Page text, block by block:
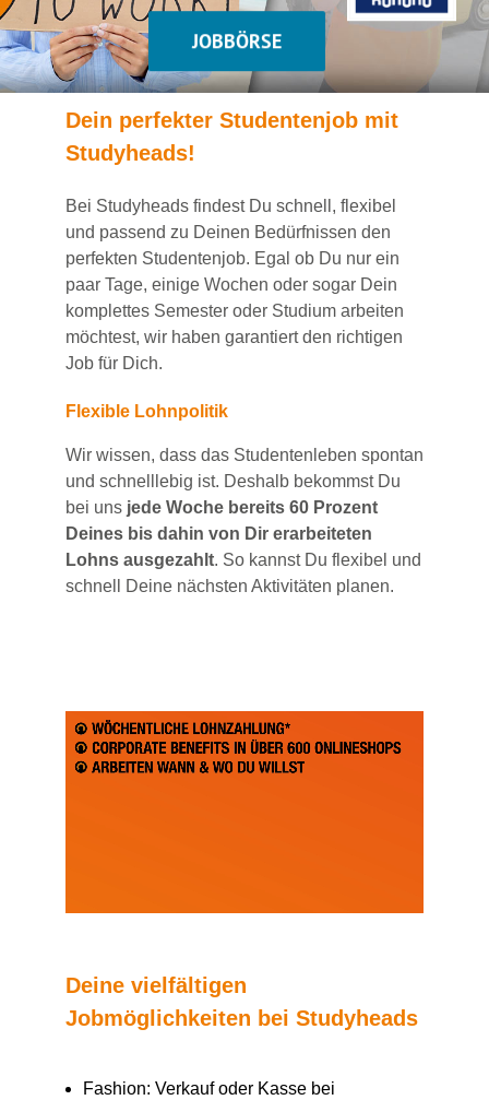
JOBBÖRSE
Dein perfekter Studentenjob mit
Studyheads!
Bei Studyheads findest Du schnell, flexibel
und passend zu Deinen Bedürfnissen den
perfekten Studentenjob. Egal ob Du nur ein
paar Tage, einige Wochen oder sogar Dein
komplettes Semester oder Studium arbeiten
möchtest, wir haben garantiertden richtigen
Job für Dich.
Flexible Lohnpolitik
Wir wissen, dass das Studentenleben spontan
und schnelllebig ist. Deshalb bekommst Du
bei uns jede Woche bereits 60 Prozent
Deines bis dahin von Dir erarbeiteten
Lohns ausgezahlt. So kannst Du flexibel und
schnell Deine nächsten Aktivitäten planen.
Deine vielfältigen
Jobmöglichkeiten bei Studyheads
Fashion: Verkauf oder Kasse bei